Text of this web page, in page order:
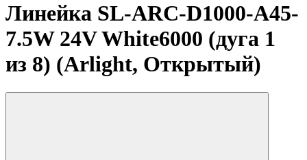
Линейка SL-ARC-D1000-A45-
7.5W 24V White6000 (дуга 1
из 8) (Arlight, Открытый)